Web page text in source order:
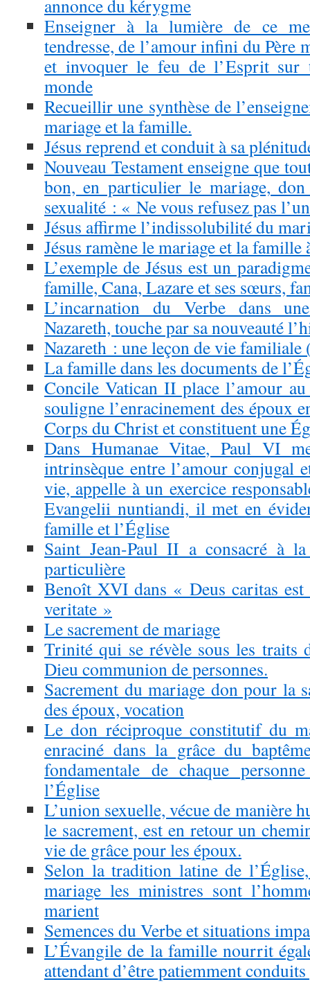
annonce du kérygme
Enseigner à la lumière de ce
tendresse, de l’amour infini du Père
et invoquer le feu de l’Esprit sur
monde
Recueillir une synthèse de
mariage et la famille.
Jésus reprend et conduit à sa
Nouveau Testament enseigne que
bon, en particulier le mariage,
sexualité : « Ne vous refusez pas
Jésus affirme l’indissolubilité du
Jésus ramène le mariage et la
L’exemple de Jésus est un
famille, Cana, Lazare et ses sœurs,
L’incarnation du Verbe dans
Nazareth, touche par sa nouveauté
Nazareth : une leçon de vie familiale
La famille dans les documents de
Concile Vatican II place l’amour
souligne l’enracinement des époux
Corps du Christ et constituent une
Dans Humanae Vitae, Paul VI
intrinsèque entre l’amour conjugal
vie, appelle à un exercice
Evangelii nuntiandi, il met en
famille et l’Église
Saint Jean-Paul II a consacré à
particulière
Benoît XVI dans « Deus caritas
veritate »
Le sacrement de mariage
Trinité qui se révèle sous les traits
Dieu communion de personnes.
Sacrement du mariage don pour la
des époux, vocation
Le don réciproque constitutif du
enraciné dans la grâce du
fondamentale de chaque
l’Église
L’union sexuelle, vécue de manière
le sacrement, est en retour un
vie de grâce pour les époux.
Selon la tradition latine de
mariage les ministres sont
marient
Semences du Verbe et situations
L’Évangile de la famille nourrit
attendant d’être patiemment